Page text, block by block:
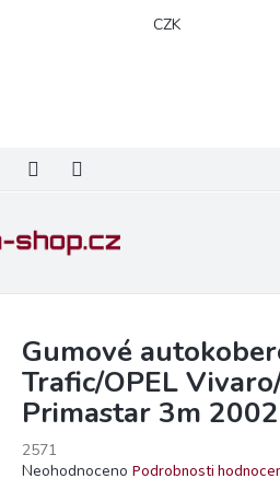
CZK
Gumové
Trafic/OPEL
Primastar 3m
2571
Průměrné
Neohodnoceno Podrobnosti